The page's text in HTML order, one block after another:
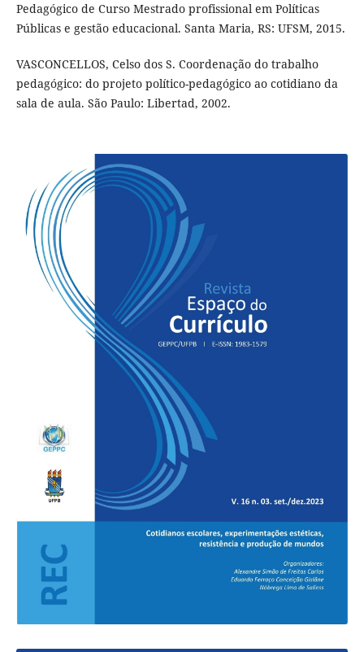
Pedagógico de Curso Mestrado profissional em Políticas
Públicas e gestão educacional. Santa Maria, RS: UFSM, 2015.
VASCONCELLOS, Celso dos S. Coordenação do trabalho
pedagógico: do projeto político-pedagógico ao cotidiano da
sala de aula. São Paulo: Libertad, 2002.